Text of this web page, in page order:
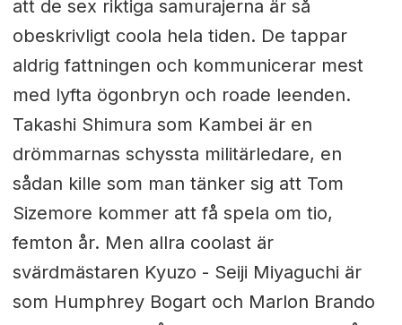
att de sex riktiga samurajerna är så
obeskrivligt coola hela tiden. De tappar
aldrig fattningen och kommunicerar mest
med lyfta ögonbryn och roade leenden.
Takashi Shimura som Kambei är en
drömmarnas schyssta militärledare, en
sådan kille som man tänker sig att Tom
Sizemore kommer att få spela om tio,
femton år. Men allra coolast är
svärdmästaren Kyuzo - Seiji Miyaguchi är
som Humphrey Bogart och Marlon Brando